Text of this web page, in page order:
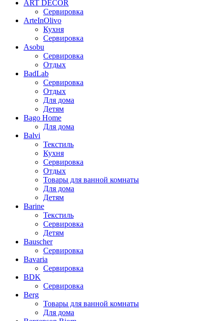
ART DECOR
Сервировка
ArteInOlivo
Кухня
Сервировка
Asobu
Сервировка
Отдых
BadLab
Сервировка
Отдых
Для дома
Детям
Bago Home
Для дома
Balvi
Текстиль
Кухня
Сервировка
Отдых
Товары для ванной комнаты
Для дома
Детям
Barine
Текстиль
Сервировка
Детям
Bauscher
Сервировка
Bavaria
Сервировка
BDK
Сервировка
Berg
Товары для ванной комнаты
Для дома